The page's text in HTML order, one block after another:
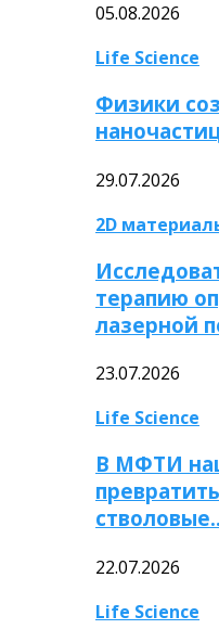
05.08.2026
Life Science
Физики
29.07.2026
2D
терапию
лазерной
23.07.2026
Life Science
В МФТИ
22.07.2026
Life Science